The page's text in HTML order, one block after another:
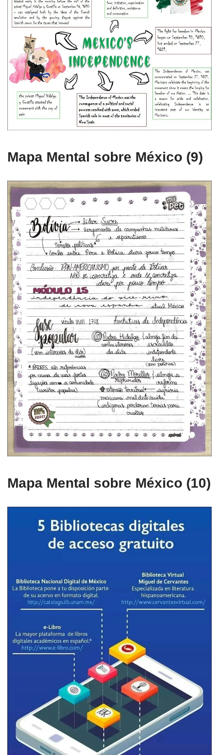
Mapa Mental sobre México (9)
Mapa Mental sobre México (10)